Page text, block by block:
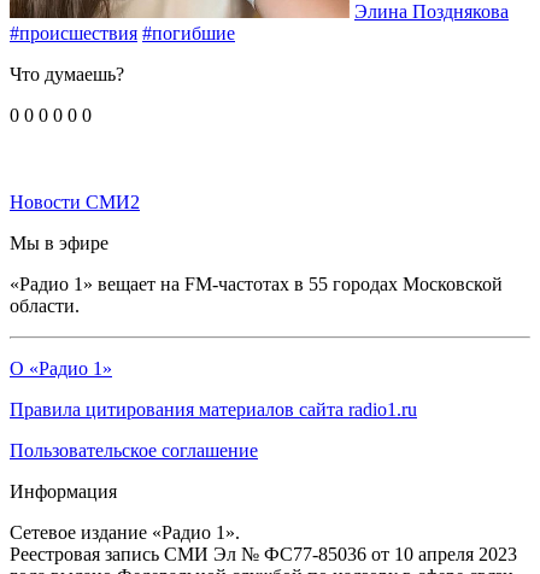
Элина Позднякова
#происшествия #погибшие
Что думаешь?
0 0 0 0 0 0
Новости СМИ2
Мы в эфире
«Радио 1» вещает на FM-частотах в 55 городах Московской
области.
О «Радио 1»
Правила цитирования материалов сайта radio1.ru
Пользовательское соглашение
Информация
Сетевое издание «Радио 1».
Реестровая запись СМИ Эл № ФС77-85036 от 10 апреля 2023